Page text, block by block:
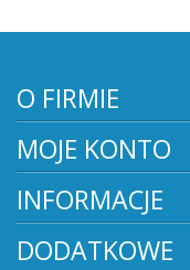
O FIRMIE
MOJE KONTO
INFORMACJE
DODATKOWE